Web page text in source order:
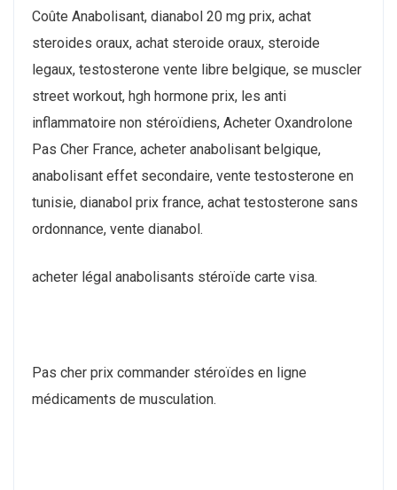
Coûte Anabolisant, dianabol 20 mg prix, achat
steroides oraux, achat steroide oraux, steroide
legaux, testosterone vente libre belgique, se muscler
street workout, hgh hormone prix, les anti
inflammatoire non stéroïdiens, Acheter Oxandrolone
Pas Cher France, acheter anabolisant belgique,
anabolisant effet secondaire, vente testosterone en
tunisie, dianabol prix france, achat testosterone sans
ordonnance, vente dianabol.
acheter légal anabolisants stéroïde carte visa.
Pas cher prix commander stéroïdes en ligne
médicaments de musculation.